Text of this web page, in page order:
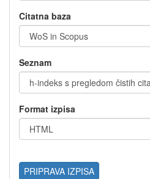
Citatna baza
Seznam
Format izpisa
PRIPRAVA IZPISA